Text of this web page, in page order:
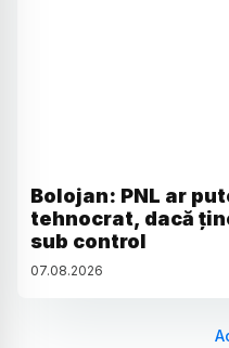
Bolojan: PNL ar
tehnocrat, dacă
sub control
07.08.2026